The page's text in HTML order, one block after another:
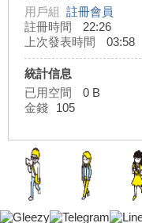
外
用戶組 註冊會員
註冊時間
22:26
上次發表時間
03:58
統計信息
已用空間
0 B
金錢
105